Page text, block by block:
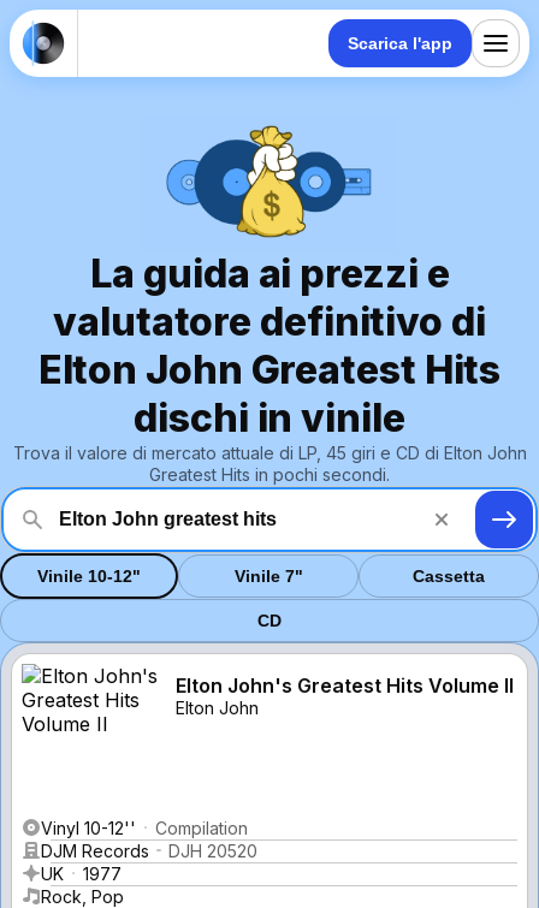
Scarica l'app
La guida ai prezzi e
valutatore definitivo di
Elton John Greatest Hits
dischi in vinile
Trova il valore di mercato attuale di LP, 45 giri e CD di Elton John
Greatest Hits in pochi secondi.
Vinile 10-12" Vinile 7" Cassetta
CD
Elton John's Greatest Hits Volume II
Elton John
Vinyl 10-12''
Compilation
DJM Records
DJH 20520
UK
1977
Rock, Pop